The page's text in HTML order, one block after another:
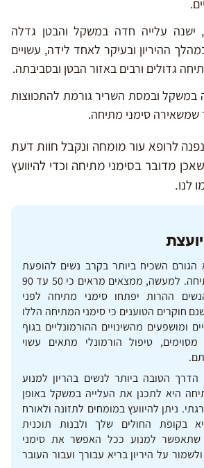
ישנה עלייה חדה במשקל והבטן גדלה
ההיריון ובעיקר לאחד לידה, עשויים
גדולים ורבים באזור הבטן ובסביבתה.
במשקל ובמסת השריר גורמת להתכווצות
שמשאירה סימני מתיחה.
לרופא עור מומחה ונקבל חוות דעת
מדובר בסימני מתיחה וכדי להיוועץ
לנו.
הגורם השכיח ביותר בקרב נשים להופעת
סימני מתיחה. למעשה, ממצאים מראים כי 50 עד 90
ההרות יפתחו סימני מתיחה לפני
חוקרים הטוענים כי סימני המתיחה הללו
ומושפעים מהשינויים ההורמונליים בגוף
מסוימים, טיפול הורמונלי מתאים עשוי
הטובה ביותר לנשים בהריון למנוע
היא לתכנן את העלייה במשקל באופן
ניתן להיוועץ במומחים לתזונה ולאורח
בקופת החולים שלך ולבנות תוכנית
שתאפשר למנוע ככל האפשר את סימני
על היריון בריא עבורך ועבור העובר